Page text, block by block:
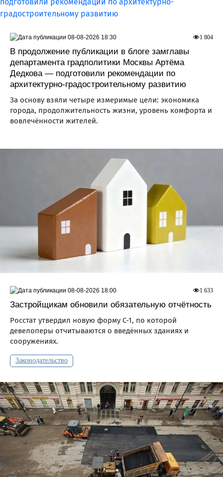
В продолжение публикации в блоге замглавы
департамента градполитики Москвы Артёма
Дедкова — подготовили рекомендации по
архитектурно-градостроительному развитию
За основу взяли четыре измеримые цели: экономика
города, продолжительность жизни, уровень комфорта и
вовлечённости жителей.
1 804
08-08-2026 18:30
Застройщикам обновили обязательную отчётность
Росстат утвердил новую форму С-1, по которой
девелоперы отчитываются о введённых зданиях и
сооружениях.
Законодательство
1 633
08-08-2026 18:00